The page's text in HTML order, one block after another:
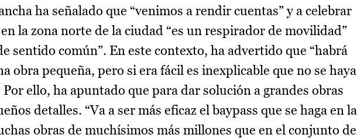
ha señalado que “venimos a rendir cuentas” y a celebrar
en la zona norte de la ciudad “es un respirador de movilidad”
sentido común”. En este contexto, ha advertido que “habrá
obra pequeña, pero si era fácil es inexplicable que no se haya
ello, ha apuntado que para dar solución a grandes obras
detalles. “Va a ser más eficaz el baypass que se haga en la
obras de muchísimos más millones que en el conjunto de